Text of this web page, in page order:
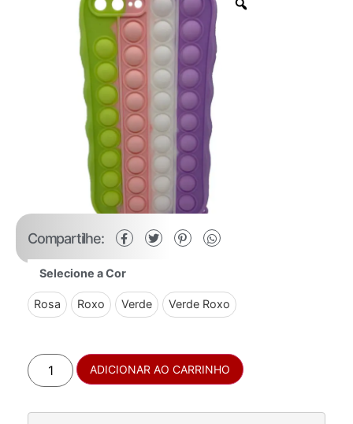
Compartilhe:
Selecione a Cor
Rosa Roxo Verde Verde Roxo
ADICIONAR AO CARRINHO